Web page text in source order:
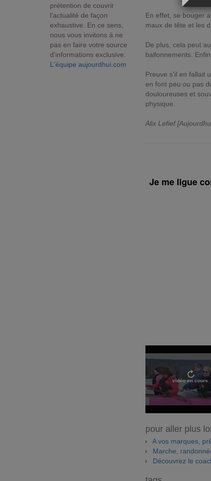
prétention de couvrir
l'actualité de façon
exhaustive. En ce sens,
nous vous invitons à ne
pas en faire votre source
d'informations exclusive.
L'équipe aujourdhui.com
En effet, se bouger
maux de tête et les
De plus, cela peut
ballonnements.
Preuve s'il en fallait
en font peu ou pas
douloureuses et
physique.
Alix Lefief
Je me ligue
vidéo en cours
pour aller plus
A vos marques,
Marche,
Découvrez le